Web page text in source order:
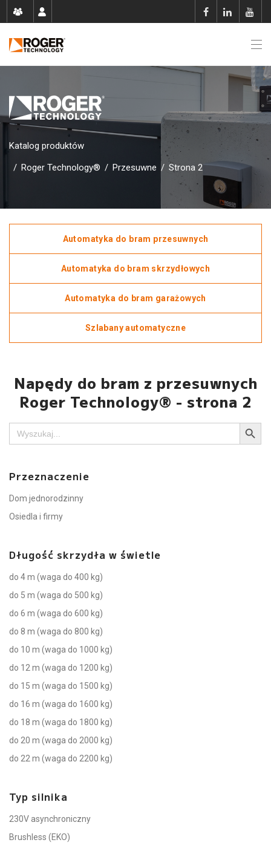
Katalog produktów
/ Roger Technology® / Przesuwne / Strona 2
Automatyka do bram przesuwnych
Automatyka do bram skrzydłowych
Automatyka do bram garażowych
Szlabany automatyczne
Napędy do bram z przesuwnych
Roger Technology® - strona 2
Search
for:
Search Button
Przeznaczenie
Dom jednorodzinny
Osiedla i firmy
Długość skrzydła w świetle
do 4 m (waga do 400 kg)
do 5 m (waga do 500 kg)
do 6 m (waga do 600 kg)
do 8 m (waga do 800 kg)
do 10 m (waga do 1000 kg)
do 12 m (waga do 1200 kg)
do 15 m (waga do 1500 kg)
do 16 m (waga do 1600 kg)
do 18 m (waga do 1800 kg)
do 20 m (waga do 2000 kg)
do 22 m (waga do 2200 kg)
Typ silnika
230V asynchroniczny
Brushless (EKO)